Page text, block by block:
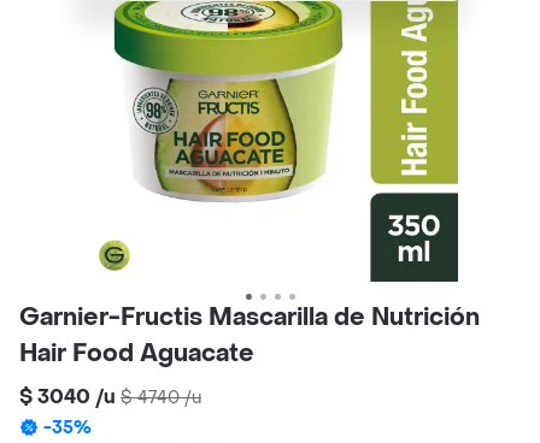
Garnier-Fructis Mascarilla de Nutrición
Hair Food Aguacate
$ 3040 /u $ 4740/u
-35%